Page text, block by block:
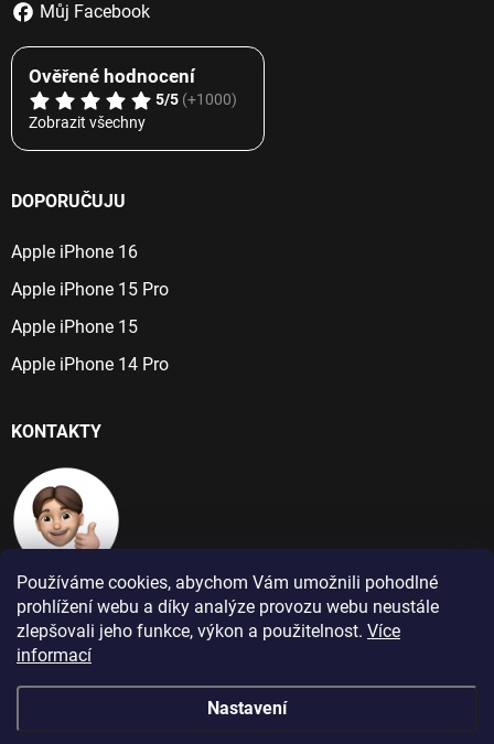
Používáme cookies, abychom Vám umožnili pohodlné
prohlížení webu a díky analýze provozu webu neustále
zlepšovali jeho funkce, výkon a použitelnost. Více
informací
Nastavení
Můj Facebook
Ověřené hodnocení
5/5 (+1000)
Zobrazit všechny
DOPORUČUJU
Apple iPhone 16
Apple iPhone 15 Pro
Apple iPhone 15
Apple iPhone 14 Pro
KONTAKTY
+420 724 266 384
Po-Pá: 9:00 - 16:00
info@jablecnyhonza.cz